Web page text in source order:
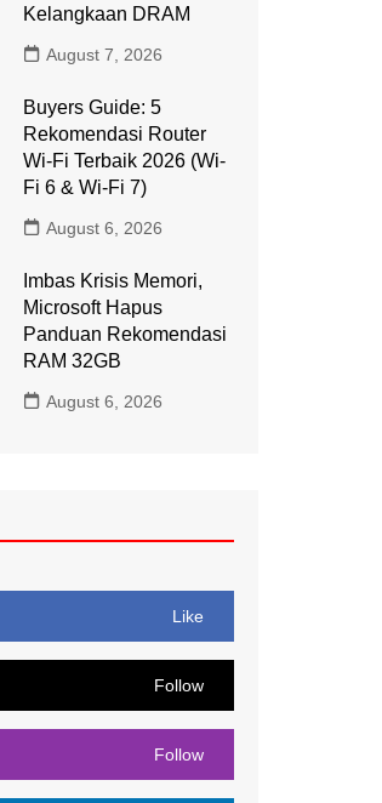
Kelangkaan DRAM
August 7, 2026
Buyers Guide: 5
Rekomendasi Router
Wi-Fi Terbaik 2026 (Wi-
Fi 6 & Wi-Fi 7)
August 6, 2026
Imbas Krisis Memori,
Microsoft Hapus
Panduan Rekomendasi
RAM 32GB
August 6, 2026
Like
Follow
Follow